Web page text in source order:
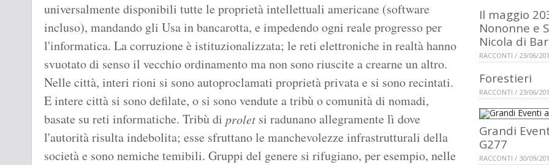
universalmente disponibili tutte le proprietà intellettuali americane (software
incluso), mandando gli Usa in bancarotta, e impedendo ogni reale progresso per
l'informatica. La corruzione è istituzionalizzata; le reti elettroniche in realtà hanno
svuotato di senso il vecchio ordinamento ma non sono riuscite a crearne un altro.
Nelle città, interi rioni si sono autoproclamati proprietà privata e si sono recintati.
E intere città si sono defilate, o si sono vendute a tribù o comunità di nomadi,
basate su reti informatiche. Tribù di prolet si radunano allegramente lì dove
l'autorità risulta indebolita; esse sfruttano le manchevolezze infrastrutturali della
società e sono nemiche temibili. Gruppi del genere si rifugiano, per esempio, nelle
Il maggio
Nononne e
Nicola di
RACCONTI / 23/06/
Forestieri
RACCONTI / 23/06/
Grandi
G277
RACCONTI / 30/09/